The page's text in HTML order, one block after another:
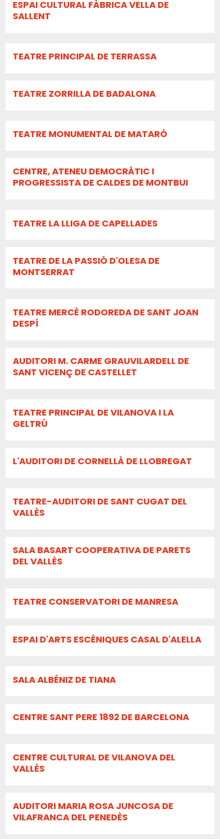
ESPAI CULTURAL FÀBRICA VELLA DE
SALLENT
TEATRE PRINCIPAL DE TERRASSA
TEATRE ZORRILLA DE BADALONA
TEATRE MONUMENTAL DE MATARÓ
CENTRE, ATENEU DEMOCRÀTIC I
PROGRESSISTA DE CALDES DE MONTBUI
TEATRE LA LLIGA DE CAPELLADES
TEATRE DE LA PASSIÓ D'OLESA DE
MONTSERRAT
TEATRE MERCÈ RODOREDA DE SANT JOAN
DESPÍ
AUDITORI M. CARME GRAUVILARDELL DE
SANT VICENÇ DE CASTELLET
TEATRE PRINCIPAL DE VILANOVA I LA
GELTRÚ
L'AUDITORI DE CORNELLÀ DE LLOBREGAT
TEATRE-AUDITORI DE SANT CUGAT DEL
VALLÈS
SALA BASART COOPERATIVA DE PARETS
DEL VALLÈS
TEATRE CONSERVATORI DE MANRESA
ESPAI D'ARTS ESCÈNIQUES CASAL D'ALELLA
SALA ALBÉNIZ DE TIANA
CENTRE SANT PERE 1892 DE BARCELONA
CENTRE CULTURAL DE VILANOVA DEL
VALLÉS
AUDITORI MARIA ROSA JUNCOSA DE
VILAFRANCA DEL PENEDÈS